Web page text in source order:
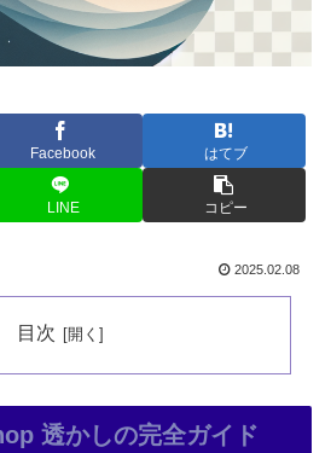
Facebook はてブ
LINE コピー
2025.02.08
目次
透かしの完全ガイド